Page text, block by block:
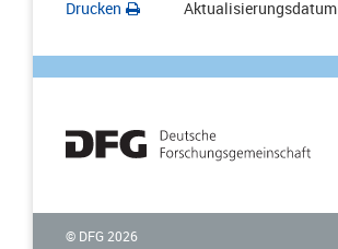
Drucken Aktualisierungsdatum
© DFG 2026